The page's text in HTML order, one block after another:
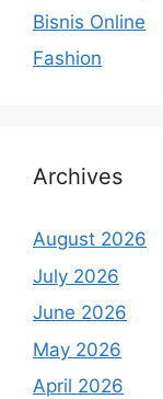
Bisnis Online
Fashion
Archives
August 2026
July 2026
June 2026
May 2026
April 2026